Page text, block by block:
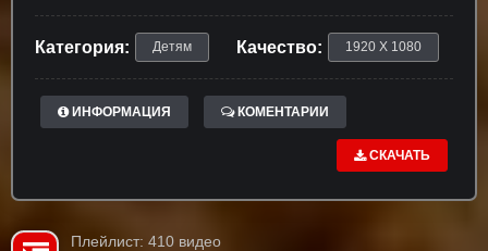
Категория: Детям Качество: 1920 X 1080
ИНФОРМАЦИЯ КОМЕНТАРИИ
СКАЧАТЬ
Плейлист: 410 видео